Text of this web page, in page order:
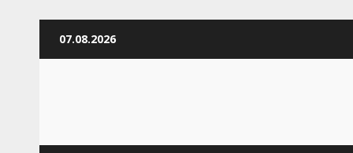
Inhalt07.08.2026